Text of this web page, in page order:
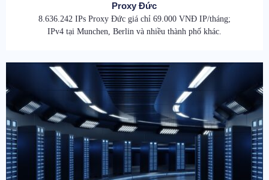
Proxy Đức
8.636.242 IPs Proxy Đức giá chỉ 69.000 VNĐ IP/tháng;
IPv4 tại Munchen, Berlin và nhiều thành phố khác.